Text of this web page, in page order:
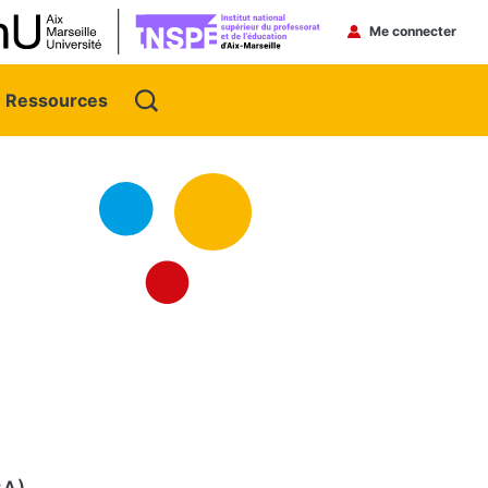
Menu
Me connecter
Ressources